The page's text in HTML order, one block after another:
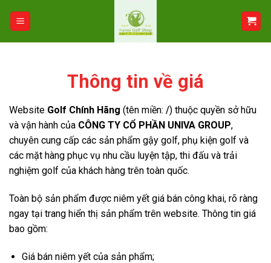
Thông tin về giá
Website Golf Chính Hãng (tên miền: /) thuộc quyền sở hữu
và vận hành của CÔNG TY CỔ PHẦN UNIVA GROUP,
chuyên cung cấp các sản phẩm gậy golf, phụ kiện golf và
các mặt hàng phục vụ nhu cầu luyện tập, thi đấu và trải
nghiệm golf của khách hàng trên toàn quốc.
Toàn bộ sản phẩm được niêm yết giá bán công khai, rõ ràng
ngay tại trang hiển thị sản phẩm trên website. Thông tin giá
bao gồm:
Giá bán niêm yết của sản phẩm;